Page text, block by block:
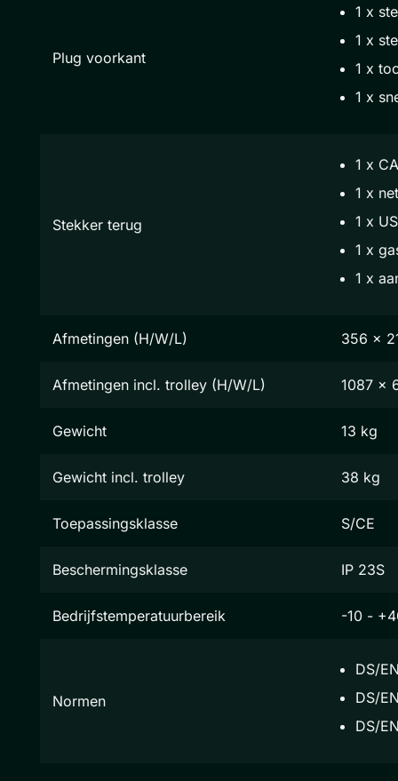
Plug voorkant
1 x
1 x
1 x
1 x
Stekker terug
1 x
1 x
1 x
1 x
1 x
Afmetingen (H/W/L) 356 x
Afmetingen incl. trolley (H/W/L) 1087 x
Gewicht 13 kg
Gewicht incl. trolley 38 kg
Toepassingsklasse S/CE
Beschermingsklasse IP 23S
Bedrijfstemperatuurbereik -10 -
Normen
DS/
DS/
DS/